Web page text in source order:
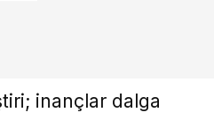
inançlar dalga